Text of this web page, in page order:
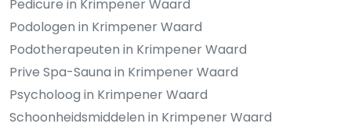
Pedicure in Krimpener Waard
Podologen in Krimpener Waard
Podotherapeuten in Krimpener Waard
Prive Spa-Sauna in Krimpener Waard
Psycholoog in Krimpener Waard
Schoonheidsmiddelen in Krimpener Waard